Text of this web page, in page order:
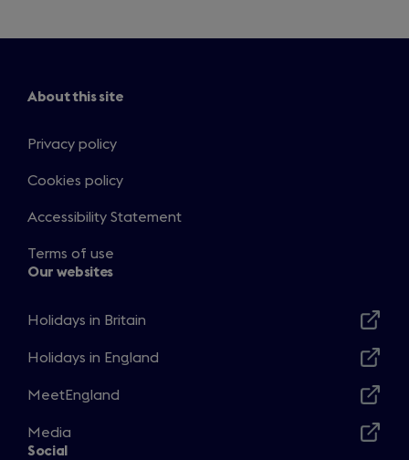
About this site
Privacy policy
Cookies policy
Accessibility Statement
Terms of use
Our websites
Holidays in Britain
in
new
Holidays in England
in
new
window
MeetEngland
in
a
Media
Opens
Social